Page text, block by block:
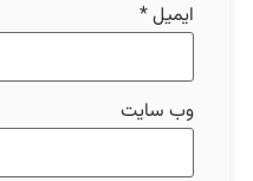
ایمیل*
وب‌ سایت